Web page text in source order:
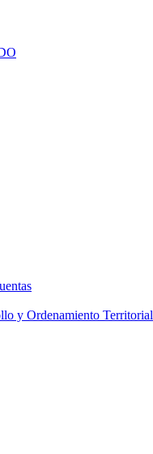
y Ordenamiento Territorial